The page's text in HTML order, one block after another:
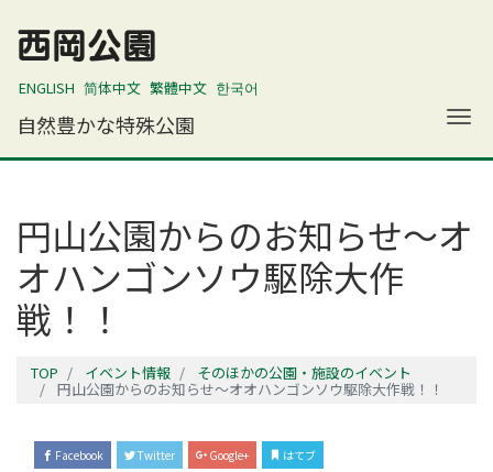
西岡公園
ENGLISH 简体中文 繁體中文 한국어
自然豊かな特殊公園 ナ
円山公園からのお知らせ～オ
オハンゴンソウ駆除大作
戦！！
TOP イベント情報 そのほかの公園・施設のイベント
円山公園からのお知らせ～オオハンゴンソウ駆除大作戦！！
Facebook Twitter Google+ はてブ